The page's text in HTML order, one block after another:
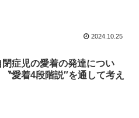
2024.10.25
閉症児の愛着の発達につい
〝愛着4段階説″を通して考え